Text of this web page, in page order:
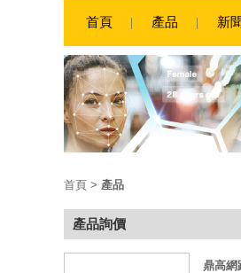
首頁 產品 新
首頁 > 產品
產品詢價
鼎高網